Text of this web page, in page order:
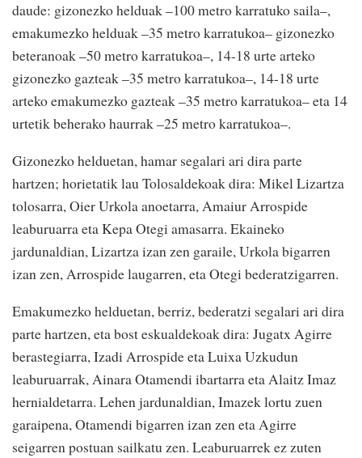
daude: gizonezko helduak –100 metro karratuko saila–,
emakumezko helduak –35 metro karratukoa– gizonezko
beteranoak –50 metro karratukoa–, 14-18 urte arteko
gizonezko gazteak –35 metro karratukoa–, 14-18 urte
arteko emakumezko gazteak –35 metro karratukoa– eta 14
urtetik beherako haurrak –25 metro karratukoa–.
Gizonezko helduetan, hamar segalari ari dira parte
hartzen; horietatik lau Tolosaldekoak dira: Mikel Lizartza
tolosarra, Oier Urkola anoetarra, Amaiur Arrospide
leaburuarra eta Kepa Otegi amasarra. Ekaineko
jardunaldian, Lizartza izan zen garaile, Urkola bigarren
izan zen, Arrospide laugarren, eta Otegi bederatzigarren.
Emakumezko helduetan, berriz, bederatzi segalari ari dira
parte hartzen, eta bost eskualdekoak dira: Jugatx Agirre
berastegiarra, Izadi Arrospide eta Luixa Uzkudun
leaburuarrak, Ainara Otamendi ibartarra eta Alaitz Imaz
hernialdetarra. Lehen jardunaldian, Imazek lortu zuen
garaipena, Otamendi bigarren izan zen eta Agirre
seigarren postuan sailkatu zen. Leaburuarrek ez zuten